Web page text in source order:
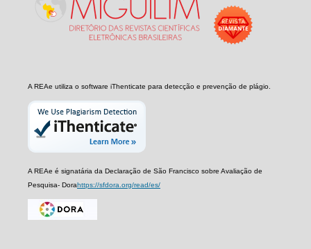
A REAe utiliza o software iThenticate para detecção e prevenção de plágio.
A REAe é signatária da Declaração de São Francisco sobre Avaliação de
Pesquisa- Dorahttps://sfdora.org/read/es/